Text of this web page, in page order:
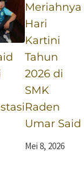
Meriahnya
Hari
Kartini
Tahun
2026 di
SMK
Raden
Umar Said
Mei 8, 2026